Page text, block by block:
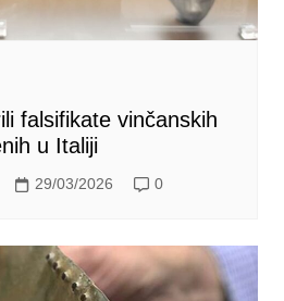
falsifikate vinčanskih
u Italiji
29/03/2026 0